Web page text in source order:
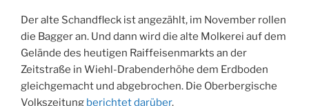
Der alte Schandfleck ist angezählt, im November rollen
die Bagger an. Und dann wird die alte Molkerei auf dem
Gelände des heutigen Raiffeisenmarkts an der
Zeitstraße in Wiehl-Drabenderhöhe dem Erdboden
gleichgemacht und abgebrochen. Die Oberbergische
Volkszeitung berichtet darüber.